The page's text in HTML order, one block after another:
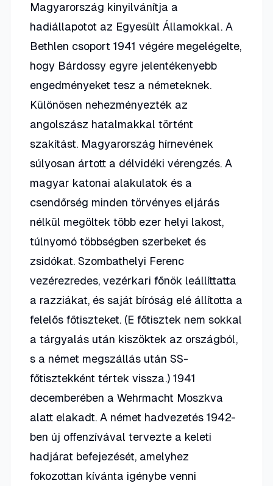
Magyarország kinyilvánítja a
hadiállapotot az Egyesült Államokkal. A
Bethlen csoport 1941 végére megelégelte,
hogy Bárdossy egyre jelentékenyebb
engedményeket tesz a németeknek.
Különösen nehezményezték az
angolszász hatalmakkal történt
szakítást. Magyarország hírnevének
súlyosan ártott a délvidéki vérengzés. A
magyar katonai alakulatok és a
csendőrség minden törvényes eljárás
nélkül megöltek több ezer helyi lakost,
túlnyomó többségben szerbeket és
zsidókat. Szombathelyi Ferenc
vezérezredes, vezérkari főnök leállíttatta
a razziákat, és saját bíróság elé állította a
felelős főtiszteket. (E főtisztek nem sokkal
a tárgyalás után kiszöktek az országból,
s a német megszállás után SS-
főtisztekként tértek vissza.) 1941
decemberében a Wehrmacht Moszkva
alatt elakadt. A német hadvezetés 1942-
ben új offenzívával tervezte a keleti
hadjárat befejezését, amelyhez
fokozottan kívánta igénybe venni